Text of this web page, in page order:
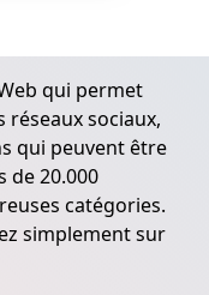
qui permet
sociaux,
qui peuvent être
de 20.000
catégories.
simplement sur